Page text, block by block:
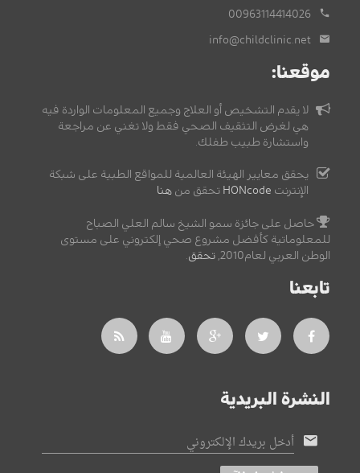
00963114414026
info@childclinic.net
موقعنا:
لا يقدم التشخيص أو العلاج وجميع المعلومات الواردة فيه
هي لغرض التثقيف الصحي فقط ولا تغني عن مراجعة
واستشارة طبيب طفلك.
يحقق معايير الهيئة العالمية للمواقع الطبية على شبكة
الإنترنت HONcode تحقق من هنا
حاصل على جائزة سمو الشيخ سالم العلي الصباح
للمعلوماتية كأفضل مشروع صحي إلكتروني على مستوى
الوطن العربي لعام2010,
تحقق.
تابعنا
النشرة البريدية
أدخل بريدك الإلكتروني